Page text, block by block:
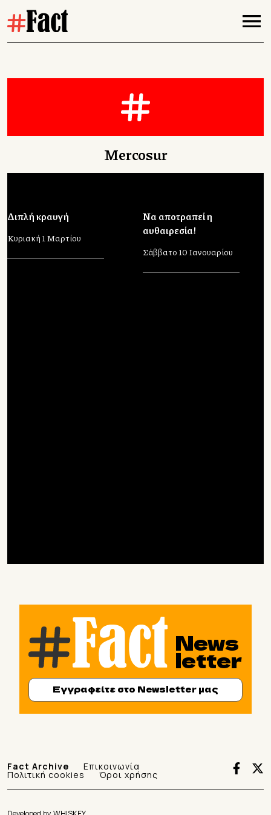
Mercosur
Διπλή κραυγή
Κυριακή 1 Μαρτίου
Να αποτραπεί η
αυθαιρεσία!
Σάββατο 10 Ιανουαρίου
News
letter
Εγγραφείτε στο Newsletter μας
Fact Archive Επικοινωνία
Πολιτική cookies Όροι χρήσης